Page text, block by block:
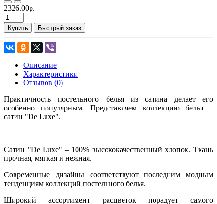
2326.00р.
Купить Быстрый заказ
Описание
Характеристики
Отзывов (0)
Практичность постельного белья из сатина делает его
особенно популярным. Представляем коллекцию белья –
сатин "De Luxe".
Сатин "De Luxe" – 100% высококачественный хлопок. Ткань
прочная, мягкая и нежная.
Современные дизайны соответствуют последним модным
тенденциям коллекций постельного белья.
Широкий ассортимент расцветок порадует самого